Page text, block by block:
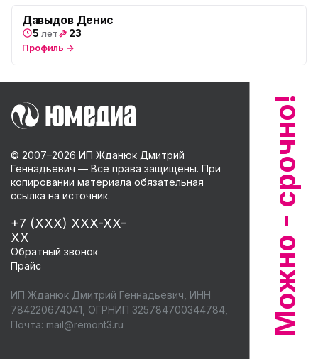
Давыдов Денис
5 лет 23
Профиль →
© 2007–2026 ИП Жданюк Дмитрий
Геннадьевич — Все права защищены. При
копировании материала обязательная
ссылка на источник.
+7 (XXX) XXX-XX-
XX
Обратный звонок
Прайс
ИП Жданюк Дмитрий Геннадьевич, ИНН
784220674041, ОГРНИП 325784700344784,
Почта: mail@remont3.ru